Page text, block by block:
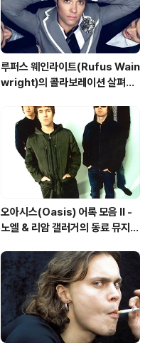
루퍼스 웨인라이트(Rufus Wain
wright)의 콜라보레이션 살펴보
오아시스(Oasis) 어록 모음 II -
노엘 & 리암 갤러거의 동료 뮤지션